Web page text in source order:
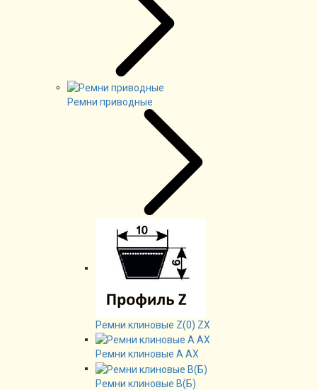
Ремни приводные
Ремни клиновые Z(0) ZX
Ремни клиновые А AX
Ремни клиновые В(Б)